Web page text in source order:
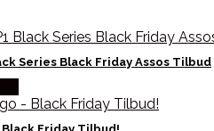
Series Black Friday Assos Tilbud